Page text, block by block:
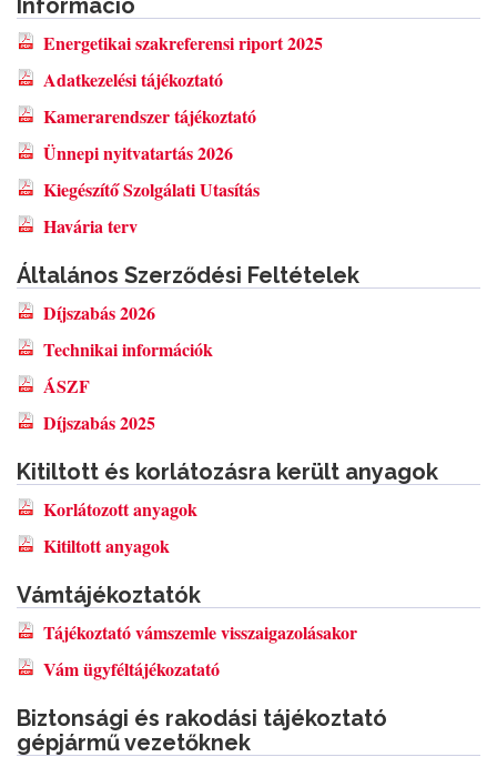
Információ
Energetikai szakreferensi riport 2025
Adatkezelési tájékoztató
Kamerarendszer tájékoztató
Ünnepi nyitvatartás 2026
Kiegészítő Szolgálati Utasítás
Havária terv
Általános Szerződési Feltételek
Díjszabás 2026
Technikai információk
ÁSZF
Díjszabás 2025
Kitiltott és korlátozásra került anyagok
Korlátozott anyagok
Kitiltott anyagok
Vámtájékoztatók
Tájékoztató vámszemle visszaigazolásakor
Vám ügyféltájékozatató
Biztonsági és rakodási tájékoztató
gépjármű vezetőknek